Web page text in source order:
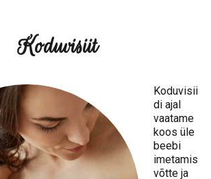
Koduvisiit
Koduvisii
di ajal
vaatame
koos üle
beebi
imetamis
võtte ja